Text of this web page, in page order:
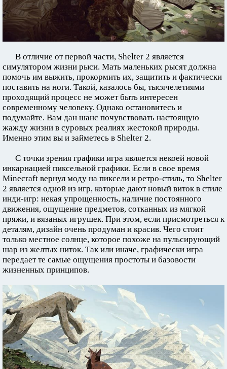
В отличие от первой части, Shelter 2 является
симулятором жизни рыси. Мать маленьких рысят должна
помочь им выжить, прокормить их, защитить и фактически
поставить на ноги. Такой, казалось бы, тысячелетиями
проходящий процесс не может быть интересен
современному человеку. Однако остановитесь и
подумайте. Вам дан шанс почувствовать настоящую
жажду жизни в суровых реалиях жестокой природы.
Именно этим вы и займетесь в Shelter 2.
С точки зрения графики игра является некоей новой
инкарнацией пиксельной графики. Если в свое время
Minecraft вернул моду на пиксели и ретро-стиль, то Shelter
2 является одной из игр, которые дают новый виток в стиле
инди-игр: некая упрощенность, наличие постоянного
движения, ощущение предметов, сотканных из мягкой
пряжи, и вязаных игрушек. При этом, если присмотреться к
деталям, дизайн очень продуман и красив. Чего стоит
только местное солнце, которое похоже на пульсирующий
шар из желтых ниток. Так или иначе, графически игра
передает те самые ощущения простоты и базовости
жизненных принципов.